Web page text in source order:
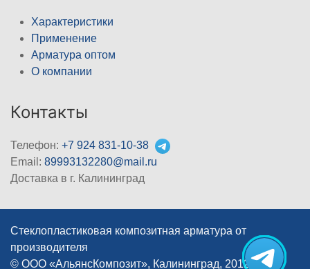
Характеристики
Применение
Арматура оптом
О компании
Контакты
Телефон: +7 924 831-10-38
Email: 89993132280@mail.ru
Доставка в г. Калининград
Стеклопластиковая композитная арматура от
производителя
© ООО «АльянсКомпозит», Калининград, 2012–2026